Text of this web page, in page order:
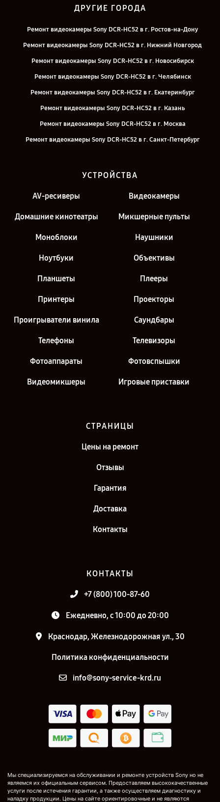
ДРУГИЕ ГОРОДА
Ремонт видеокамеры Sony DCR-HC52 в г. Ростов-на-Дону
Ремонт видеокамеры Sony DCR-HC52 в г. Нижний Новгород
Ремонт видеокамеры Sony DCR-HC52 в г. Новосибирск
Ремонт видеокамеры Sony DCR-HC52 в г. Челябинск
Ремонт видеокамеры Sony DCR-HC52 в г. Екатеринбург
Ремонт видеокамеры Sony DCR-HC52 в г. Казань
Ремонт видеокамеры Sony DCR-HC52 в г. Москва
Ремонт видеокамеры Sony DCR-HC52 в г. Санкт-Петербург
УСТРОЙСТВА
AV-ресиверы Видеокамеры
Домашние кинотеатры Микшерные пульты
Моноблоки Наушники
Ноутбуки Объективы
Планшеты Плееры
Принтеры Проекторы
Проигрыватели винила Саундбары
Телефоны Телевизоры
Фотоаппараты Фотовспышки
Видеомикшеры Игровые приставки
СТРАНИЦЫ
Цены на ремонт
Отзывы
Гарантия
Доставка
Контакты
КОНТАКТЫ
+7 (800) 100-87-60
Ежедневно, с 10:00 до 20:00
Краснодар, Железнодорожная ул., 30
Политика конфиденциальности
info@sony-service-krd.ru
Мы специализируемся на обслуживании и ремонте устройств Sony но не
являемся их официальным сервисом. Предоставляем высококачественные
услуги после истечения гарантии, а также осуществляем диагностику и
наладку продукции. Цены на сайте ориентировочные и не являются